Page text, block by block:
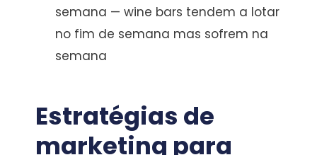
semana — wine bars tendem a lotar
no fim de semana mas sofrem na
semana
Estratégias de
marketing para